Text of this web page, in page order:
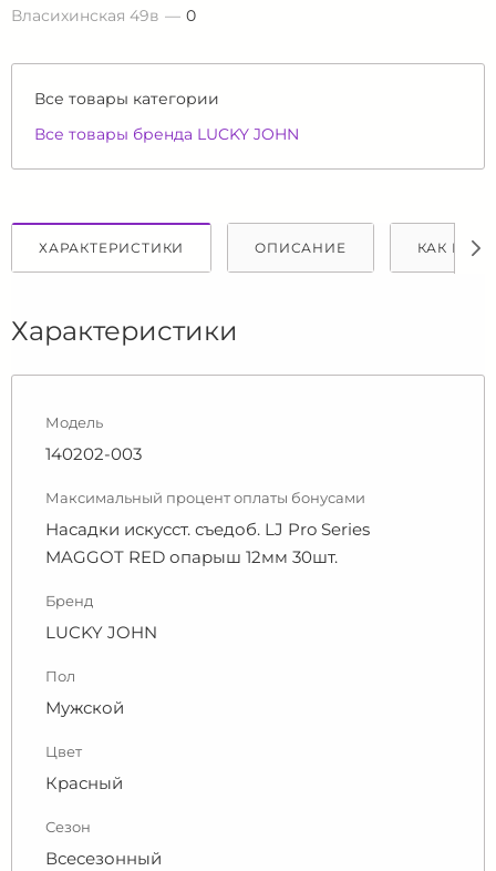
Власихинская 49в
0
Все товары категории
Все товары бренда LUCKY JOHN
ХАРАКТЕРИСТИКИ ОПИСАНИЕ КАК
Характеристики
Модель
140202-003
Максимальный процент оплаты бонусами
Насадки искусст. съедоб. LJ Pro Series
MAGGOT RED опарыш 12мм 30шт.
Бренд
LUCKY JOHN
Пол
Мужской
Цвет
Красный
Сезон
Всесезонный